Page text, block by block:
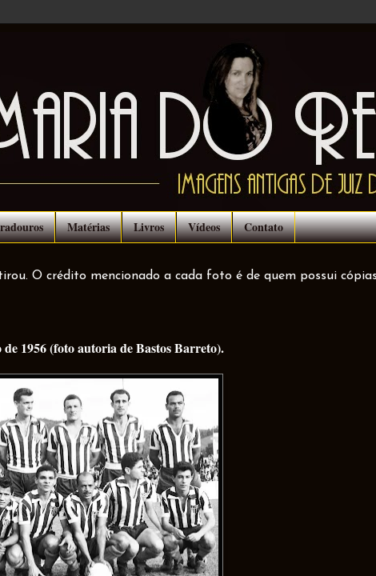
Matérias Livros Vídeos Contato
O crédito mencionado a cada foto é de quem possui
1956 (foto autoria de Bastos Barreto).